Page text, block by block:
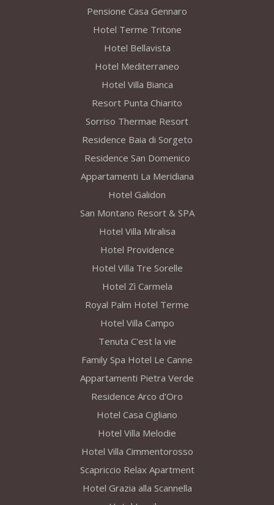
Pensione Casa Gennaro
Hotel Terme Tritone
Hotel Bellavista
Hotel Mediterraneo
Hotel Villa Bianca
Resort Punta Chiarito
Sorriso Thermae Resort
Residence Baia di Sorgeto
Residence San Domenico
Appartamenti La Meridiana
Hotel Galidon
San Montano Resort & SPA
Hotel Villa Miralisa
Hotel Providence
Hotel Villa Tre Sorelle
Hotel Zì Carmela
Royal Palm Hotel Terme
Hotel Villa Campo
Tenuta C'est la vie
Family Spa Hotel Le Canne
Appartamenti Pietra Verde
Residence Arco d'Oro
Hotel Casa Cigliano
Hotel Villa Melodie
Hotel Villa Cimmentorosso
Scapriccio Relax Apartment
Hotel Grazia alla Scannella